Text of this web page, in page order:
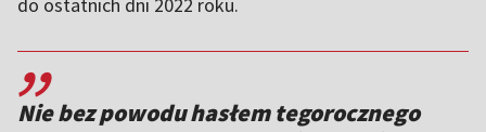
,,
Nie bez powodu hasłem tegorocznego